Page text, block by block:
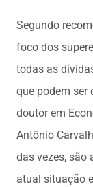
Segundo
foco dos
todas as
que podem ser
doutor em
Antônio
das vezes, são
atual situação